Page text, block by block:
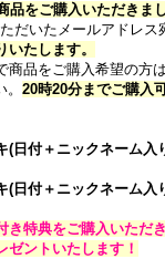
品をご購入いただきま
だいたメールアドレス
たします。
商品をご購入希望の方
20時20分までご購入
(日付＋ニックネーム入
(日付＋ニックネーム入
特典をご購入いただ
ゼントいたします！